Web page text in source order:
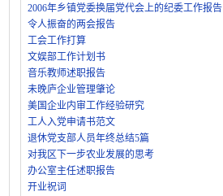
2006年乡镇党委换届党代会上的纪委工作报告
令人振奋的两会报告
工会工作打算
文娱部工作计划书
音乐教师述职报告
未晚庐企业管理肇论
美国企业内审工作经验研究
工人入党申请书范文
退休党支部人员年终总结5篇
对我区下一步农业发展的思考
办公室主任述职报告
开业祝词